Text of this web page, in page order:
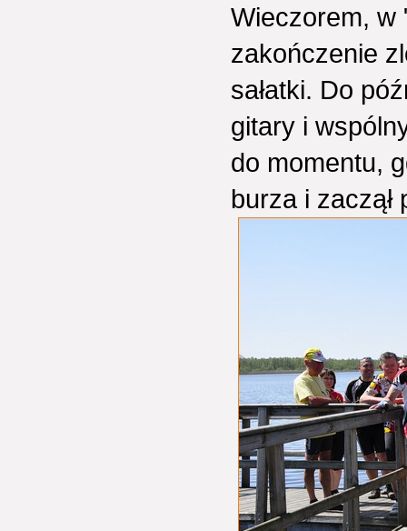
Wieczorem, w
zakończenie
sałatki. Do
gitary i
do momentu,
burza i